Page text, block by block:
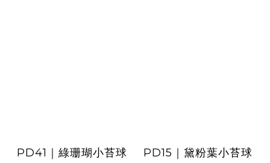
PD41｜綠珊瑚小苔球 PD15｜黛粉葉小苔球